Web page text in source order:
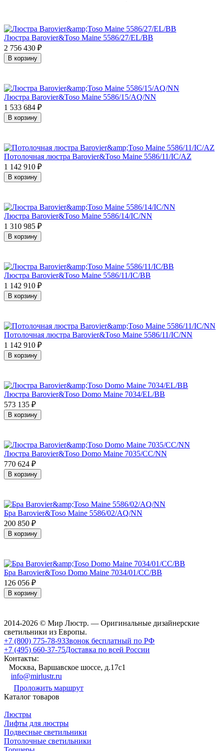
Люстра Barovier&Toso Maine 5586/27/EL/BB
2 756 430 ₽
В корзину
Люстра Barovier&Toso Maine 5586/15/AQ/NN
1 533 684 ₽
В корзину
Потолочная люстра Barovier&Toso Maine 5586/11/IC/AZ
1 142 910 ₽
В корзину
Люстра Barovier&Toso Maine 5586/14/IC/NN
1 310 985 ₽
В корзину
Люстра Barovier&Toso Maine 5586/11/IC/BB
1 142 910 ₽
В корзину
Потолочная люстра Barovier&Toso Maine 5586/11/IC/NN
1 142 910 ₽
В корзину
Люстра Barovier&Toso Domo Maine 7034/EL/BB
573 135 ₽
В корзину
Люстра Barovier&Toso Domo Maine 7035/CC/NN
770 624 ₽
В корзину
Бра Barovier&Toso Maine 5586/02/AQ/NN
200 850 ₽
В корзину
Бра Barovier&Toso Domo Maine 7034/01/CC/BB
126 056 ₽
В корзину
2014-2026 © Мир Люстр. — Оригинальные дизайнерские
светильники из Европы.
+7 (800) 775-78-93Звонок бесплатный по РФ
+7 (495) 660-37-75Доставка по всей России
Контакты:
Москва, Варшавское шоссе, д.17c1
info@mirlustr.ru
Проложить маршрут
Каталог товаров
Люстры
Лифты для люстры
Подвесные светильники
Потолочные светильники